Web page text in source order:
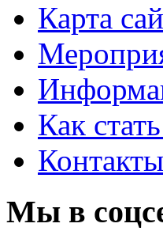
Карта
Как
Контакты
Мы в